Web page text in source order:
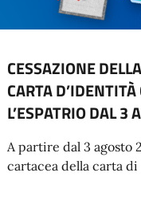
CESSAZIONE
CARTA
L’ESPATRIO DAL 3
A partire dal 3 agosto
cartacea della carta